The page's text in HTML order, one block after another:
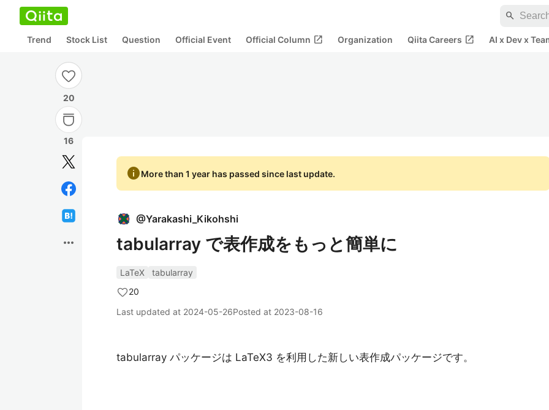
search
Trend Stock List Question Official Event Official Column open_in_new Organization Qiita Careers open_in_new AI x Dev x
20
16
more_horiz
infoMore than 1 year has passed since last update.
@Yarakashi_Kikohshi
tabularray で表作成をもっと簡単に
LaTeX
tabularray
20
Last updated at 2024-05-26Posted at 2023-08-16
tabularray パッケージは LaTeX3 を利用した新しい表作成パッケージです。